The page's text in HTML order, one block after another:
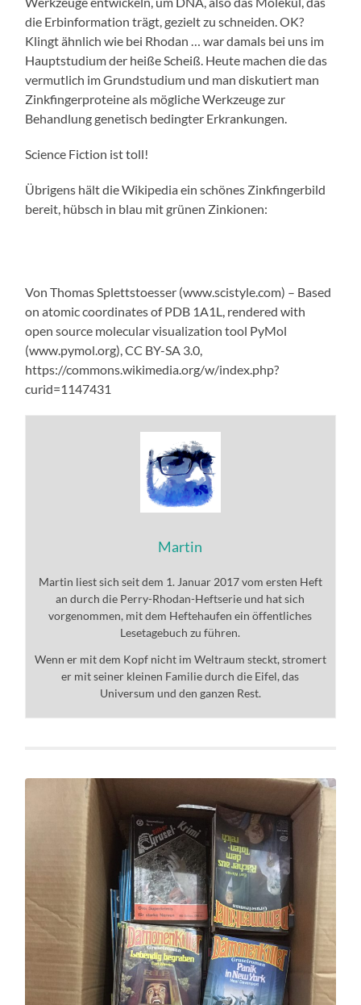
die Erbinformation trägt, gezielt zu schneiden. OK?
Klingt ähnlich wie bei Rhodan … war damals bei uns im
Hauptstudium der heiße Scheiß. Heute machen die das
vermutlich im Grundstudium und man diskutiert man
Zinkfingerproteine als mögliche Werkzeuge zur
Behandlung genetisch bedingter Erkrankungen.
Science Fiction ist toll!
Übrigens hält die Wikipedia ein schönes Zinkfingerbild
bereit, hübsch in blau mit grünen Zinkionen:
Von Thomas Splettstoesser (www.scistyle.com) – Based
on atomic coordinates of PDB 1A1L, rendered with
open source molecular visualization tool PyMol
(www.pymol.org), CC BY-SA 3.0,
https://commons.wikimedia.org/w/index.php?
curid=1147431
Martin
Martin liest sich seit dem 1. Januar 2017 vom ersten Heft
an durch die Perry-Rhodan-Heftserie und hat sich
vorgenommen, mit dem Heftehaufen ein öffentliches
Lesetagebuch zu führen.
Wenn er mit dem Kopf nicht im Weltraum steckt, stromert
er mit seiner kleinen Familie durch die Eifel, das
Universum und den ganzen Rest.